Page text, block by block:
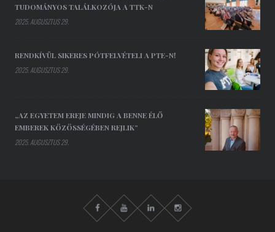
TUDOMÁNYOS TALÁLKOZÓJA A TTK-N
2025. AUGUSZTUS 29.
RENDKÍVÜL SIKERES PÓTFELVÉTELI A PTE-N!
2025. AUGUSZTUS 29.
„AZ EGYETEM EREJE MINDIG A BENNE ÉLŐ
EMBEREK KÖZÖSSÉGÉBEN REJLIK”
2025. AUGUSZTUS 29.